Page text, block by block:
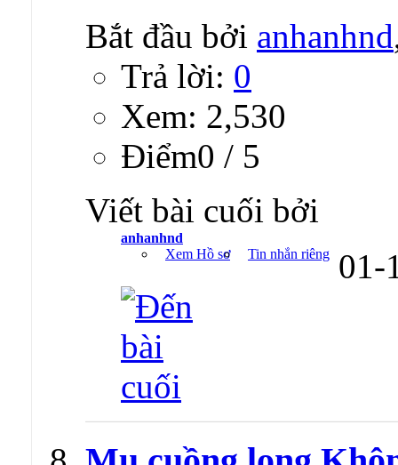
Bắt đầu bởi anhanhnd
Trả lời: 0
Xem: 2,530
Ðiểm0 / 5
Viết bài cuối bởi
anhanhnd
Xem Hồ sơ
Tin nhắn riêng 01-